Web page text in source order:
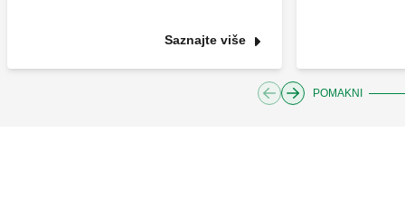
Saznajte više
POMAKNI